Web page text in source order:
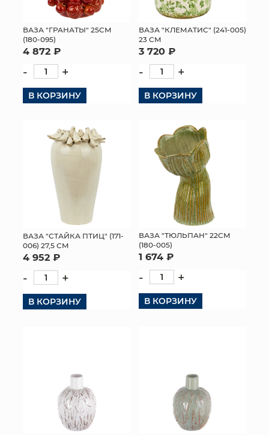
МЯГКИЕ ИГРУШКИ
КОРЗИНЫ
ЯЩИКИ
ИСКУССТВЕННЫЕ ЦВЕТЫ
ПАКЕТЫ И СУМКИ
ПОДАРОЧНЫЕ КАРТЫ
ОПТОВЫМ КЛИЕНТАМ
ДОСТАВКА И ОПЛАТА
КОНТАКТЫ
ВАЗА "ГРАНАТЫ" 25СМ
(180-095)
4 872 ₽
- +
В КОРЗИНУ
ВАЗА "КЛЕМАТИС" (241-005)
23 СМ
3 720 ₽
- +
В КОРЗИНУ
ВАЗА "СТАЙКА ПТИЦ" (171-
006) 27,5 СМ
4 952 ₽
- +
В КОРЗИНУ
ВАЗА "ТЮЛЬПАН" 22СМ
(180-005)
1 674 ₽
- +
В КОРЗИНУ